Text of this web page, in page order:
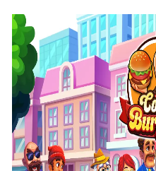
！
数
を
読
み
込
み
中
で
す